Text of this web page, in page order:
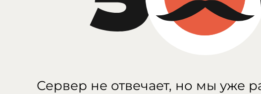
Сервер не отвечает, но мы уже